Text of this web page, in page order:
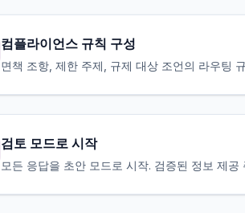
컴플라이언스 규칙 구성
면책 조항, 제한 주제, 규제 대상 조언의 라우팅
검토 모드로 시작
모든 응답을 초안 모드로 시작. 검증된 정보 제